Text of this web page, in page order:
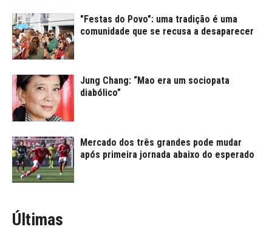
"Festas do Povo": uma tradição é uma
comunidade que se recusa a desaparecer
Jung Chang: “Mao era um sociopata
diabólico”
Mercado dos três grandes pode mudar
após primeira jornada abaixo do esperado
Últimas